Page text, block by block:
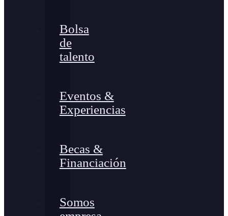
Bolsa
de
talento
Eventos &
Experiencias
Becas &
Financiación
Somos